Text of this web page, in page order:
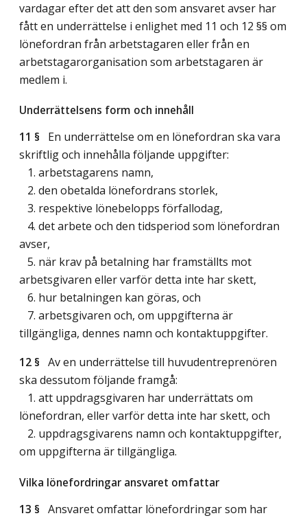
vardagar efter det att den som ansvaret avser har
fått en underrättelse i enlighet med 11 och 12 §§ om
lönefordran från arbetstagaren eller från en
arbetstagarorganisation som arbetstagaren är
medlem i.
Underrättelsens form och innehåll
11 § En underrättelse om en lönefordran ska vara
skriftlig och innehålla följande uppgifter:
1. arbetstagarens namn,
2. den obetalda lönefordrans storlek,
3. respektive lönebelopps förfallodag,
4. det arbete och den tidsperiod som lönefordran
avser,
5. när krav på betalning har framställts mot
arbetsgivaren eller varför detta inte har skett,
6. hur betalningen kan göras, och
7. arbetsgivaren och, om uppgifterna är
tillgängliga, dennes namn och kontaktuppgifter.
12 § Av en underrättelse till huvudentreprenören
ska dessutom följande framgå:
1. att uppdragsgivaren har underrättats om
lönefordran, eller varför detta inte har skett, och
2. uppdragsgivarens namn och kontaktuppgifter,
om uppgifterna är tillgängliga.
Vilka lönefordringar ansvaret omfattar
13 § Ansvaret omfattar lönefordringar som har